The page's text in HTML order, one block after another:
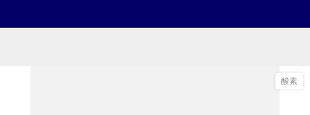
酸素